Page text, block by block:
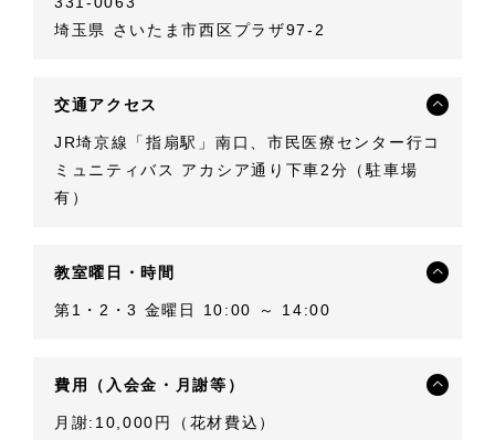
埼玉県 さいたま市西区プラザ97-2
交通アクセス
JR埼京線「指扇駅」南口、市民医療センター行コ
ミュニティバス アカシア通り下車2分（駐車場
有）
教室曜日・時間
第1・2・3 金曜日 10:00 ～ 14:00
費用（入会金・月謝等）
月謝:10,000円（花材費込）